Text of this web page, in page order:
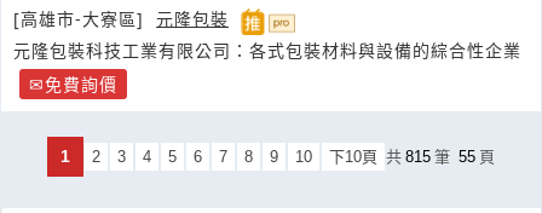
[高雄市-大寮區]
元隆包裝
元隆包裝科技工業有限公司：各式包裝材料與設備的綜合性企業
免費詢價
1 2 3 4 5 6 7 8 9 10 下10頁 共 815 筆 55 頁